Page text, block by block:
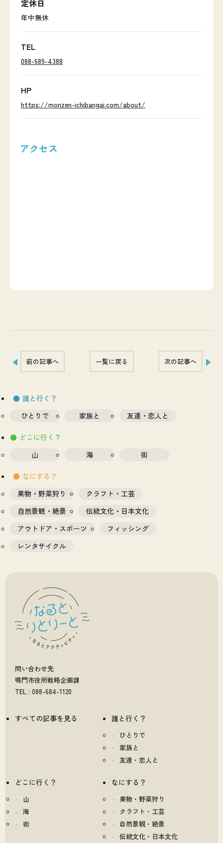
誰と行く？
ひとりで
家族と 友達・恋人と
どこに行く？
山
海 街
なにする？
果物・野菜狩り
クラフト・工芸
自然景観・絶景
伝統文化・日本文化
アウトドア・スポーツ
フィッシング
レンタサイクル
定休日
年中無休
TEL
088-689-4388
HP
https://monzen-ichibangai.com/about/
アクセス
前の記事へ 一覧に戻る 次の記事へ
問い合わせ先
鳴門市役所戦略企画課
TEL : 088-684-1120
すべての記事を見る 誰と行く？
ひとりで
家族と
友達・恋人と
どこに行く？
山
海
街
なにする？
果物・野菜狩り
クラフト・工芸
自然景観・絶景
伝統文化・日本文化